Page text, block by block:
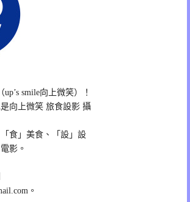
smile向上微笑）！
向上微笑 旅食設影 攝
食」美食、「設」設
影。
。